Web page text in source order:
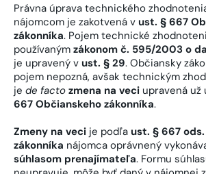
Právna úprava technického
nájomcom je zakotvená v ust. § 667
zákonníka. Pojem technické
používaným zákonom č. 595/2003 o
je upravený v ust. § 29. Občiansky
pojem nepozná, avšak technickým
je de facto zmena na veci upravená už
667 Občianskeho zákonníka.
Zmeny na veci je podľa ust. § 667
zákonníka nájomca oprávnený
súhlasom prenajímateľa. Formu